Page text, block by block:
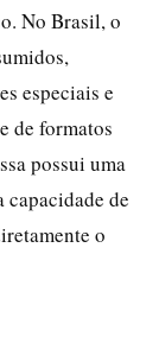
No Brasil, o
especiais e
de formatos
possui uma
capacidade de
o